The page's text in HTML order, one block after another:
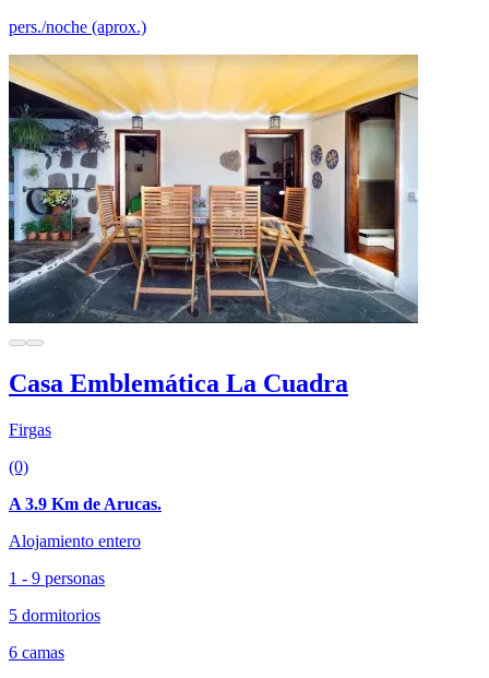
pers./noche (aprox.)
Casa Emblemática La Cuadra
Firgas
(0)
A 3.9 Km de Arucas.
Alojamiento entero
1 - 9 personas
5 dormitorios
6 camas